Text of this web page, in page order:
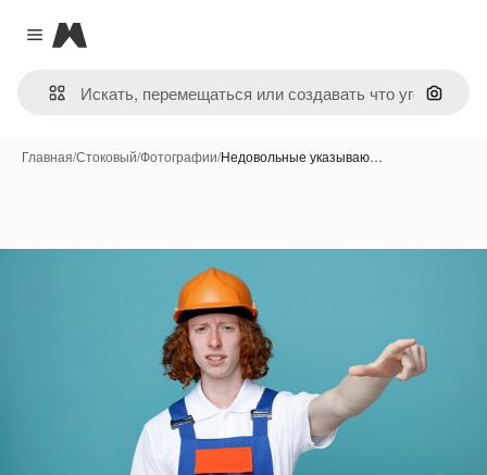
Close menu
Magnific
Поиск
Главная/Стоковый/Фотографии/Недовольные указываю…